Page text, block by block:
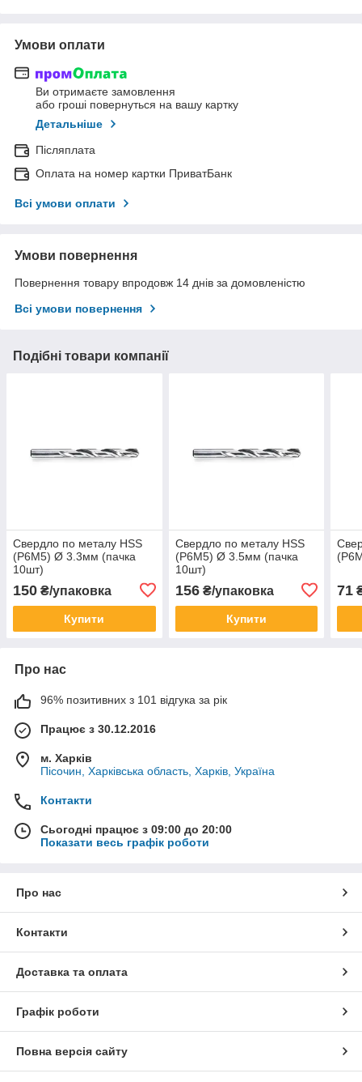
Умови оплати
Ви отримаєте замовлення
або гроші повернуться на вашу картку
Детальніше
Післяплата
Оплата на номер картки ПриватБанк
Всі умови оплати
Умови повернення
Повернення товару впродовж 14 днів за домовленістю
Всі умови повернення
Подібні товари компанії
Свердло по металу HSS
(P6M5) Ø 3.3мм (пачка
10шт)
150 ₴/упаковка
Купити
Свердло по металу HSS
(P6M5) Ø 3.5мм (пачка
10шт)
156₴/упаковка
Купити
71
Про нас
96% позитивних з 101 відгука за рік
Працює з 30.12.2016
м. Харків
Пісочин, Харківська область, Харків, Україна
Контакти
Сьогодні працює з 09:00 до 20:00
Показати весь графік роботи
Про нас
Контакти
Доставка та оплата
Графік роботи
Повна версія сайту